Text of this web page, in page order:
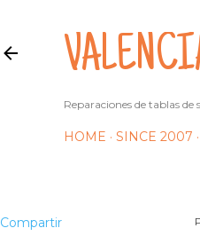
Reparaciones de tablas
HOME SINCE 2007
Compartir